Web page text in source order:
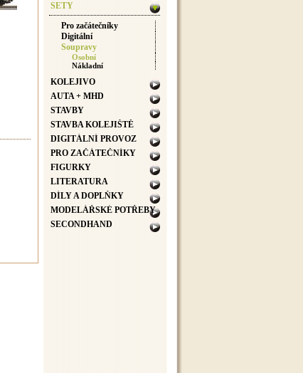
SETY
Pro začátečníky
Digitální
Soupravy
Osobní
Nákladní
KOLEJIVO
AUTA + MHD
STAVBY
STAVBA KOLEJIŠTĚ
DIGITÁLNÍ PROVOZ
PRO ZAČÁTEČNÍKY
FIGURKY
LITERATURA
DÍLY A DOPLŇKY
MODELÁŘSKÉ POTŘEBY
SECONDHAND